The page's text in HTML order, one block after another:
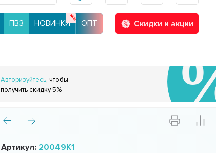
ПВЗ НОВИНКИ ОПТ
Скидки и акции
Авторизуйтесь, чтобы
получить скидку 5%
Артикул: 20049K1